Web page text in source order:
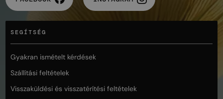
SEGÍTSÉG
Gyakran ismételt kérdések
Szállítási feltételek
Visszaküldési és visszatérítési feltételek